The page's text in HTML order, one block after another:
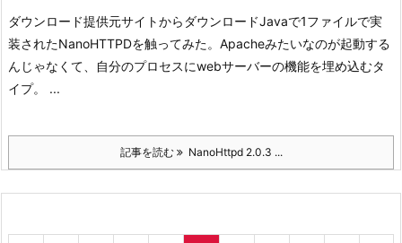
ダウンロード提供元サイトからダウンロードJavaで1ファイルで実
装されたNanoHTTPDを触ってみた。Apacheみたいなのが起動する
んじゃなくて、自分のプロセスにwebサーバーの機能を埋め込むタ
イプ。 ...
記事を読む NanoHttpd 2.0.3 ...